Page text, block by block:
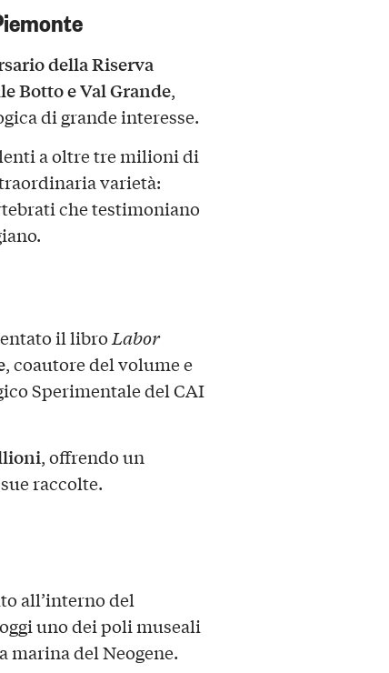
della Riserva
Botto e Val Grande,
di grande interesse.
a oltre tre milioni di
varietà:
che testimoniano
il libroLabor
, coautore del volume e
Sperimentale del CAI
, offrendo un
raccolte.
all’interno del
uno dei poli museali
del Neogene.